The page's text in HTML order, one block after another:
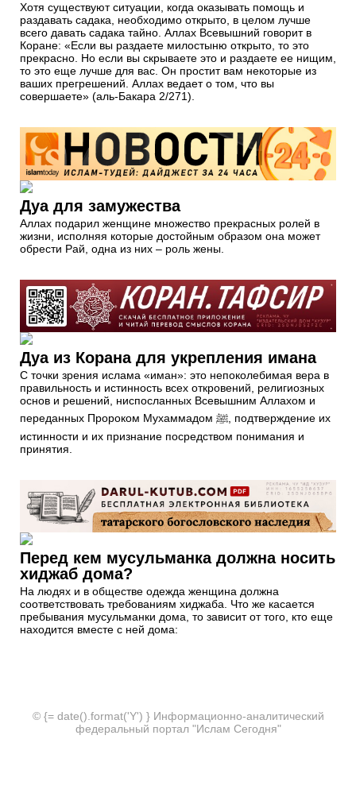
Хотя существуют ситуации, когда оказывать помощь и
раздавать садака, необходимо открыто, в целом лучше
всего давать садака тайно. Аллах Всевышний говорит в
Коране: «Если вы раздаете милостыню открыто, то это
прекрасно. Но если вы скрываете это и раздаете ее нищим,
то это еще лучше для вас. Он простит вам некоторые из
ваших прегрешений. Аллах ведает о том, что вы
совершаете» (аль-Бакара 2/271).
Дуа для замужества
Аллах подарил женщине множество прекрасных ролей в
жизни, исполняя которые достойным образом она может
обрести Рай, одна из них – роль жены.
Дуа из Корана для укрепления имана
С точки зрения ислама «иман»: это непоколебимая вера в
правильность и истинность всех откровений, религиозных
основ и решений, ниспосланных Всевышним Аллахом и
переданных Пророком Мухаммадом ﷺ, подтверждение их
истинности и их признание посредством понимания и
принятия.
Перед кем мусульманка должна носить
хиджаб дома?
На людях и в обществе одежда женщина должна
соответствовать требованиям хиджаба. Что же касается
пребывания мусульманки дома, то зависит от того, кто еще
находится вместе с ней дома:
© {= date().format('Y') } Информационно-аналитический
федеральный портал "Ислам Сегодня"